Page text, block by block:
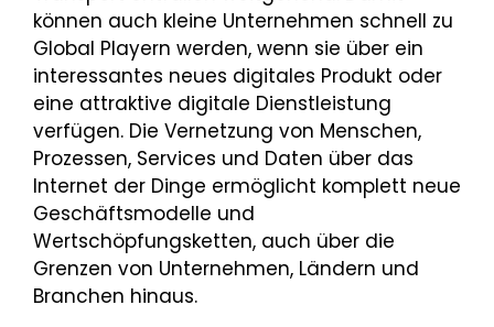
können auch kleine Unternehmen schnell zu
Global Playern werden, wenn sie über ein
interessantes neues digitales Produkt oder
eine attraktive digitale Dienstleistung
verfügen. Die Vernetzung von Menschen,
Prozessen, Services und Daten über das
Internet der Dinge ermöglicht komplett neue
Geschäftsmodelle und
Wertschöpfungsketten, auch über die
Grenzen von Unternehmen, Ländern und
Branchen hinaus.